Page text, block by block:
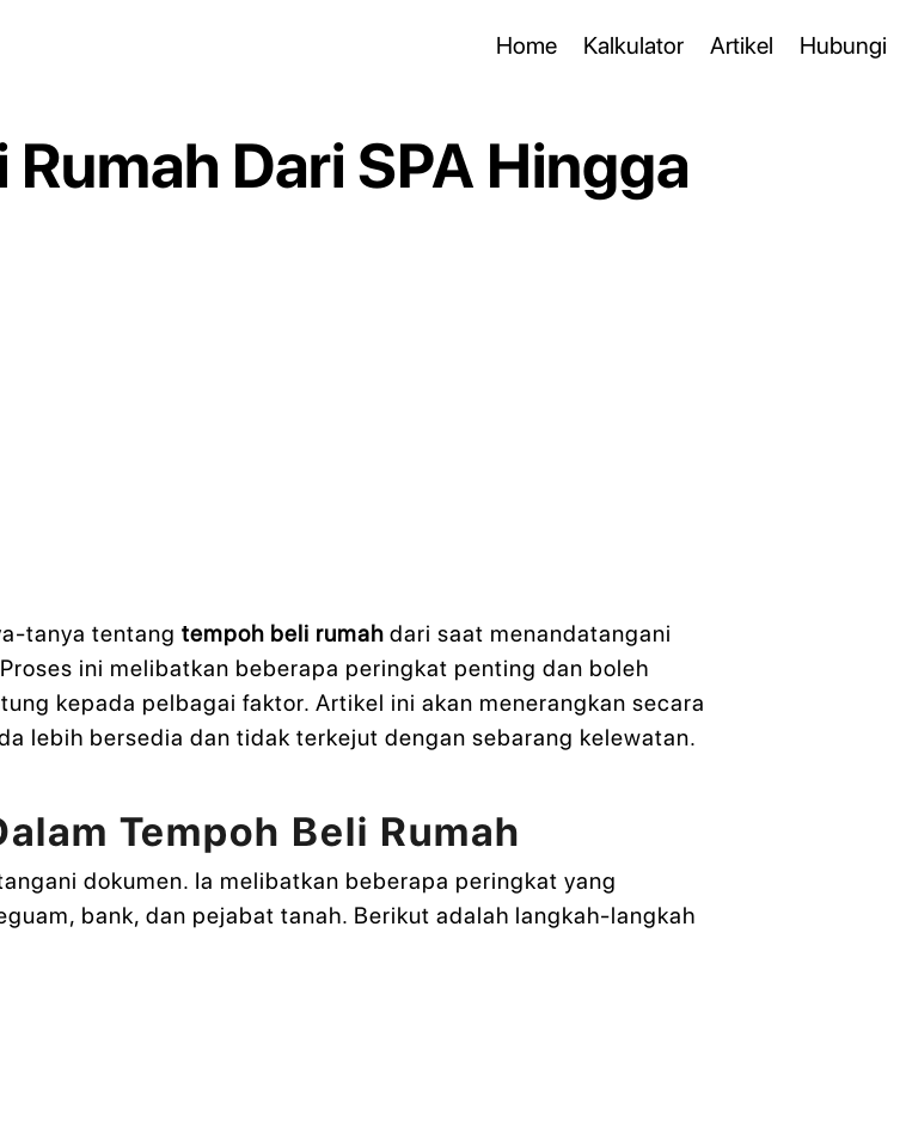
Home Kalkulator Artikel Hubungi
Dari SPA Hingga
tanya tentangtempoh beli rumah dari saat menandatangani
ini melibatkan beberapa peringkat penting dan boleh
kepada pelbagai faktor. Artikel ini akan menerangkan secara
lebih bersedia dan tidak terkejut dengan sebarang kelewatan.
Tempoh Beli Rumah
dokumen. Ia melibatkan beberapa peringkat yang
bank, dan pejabat tanah. Berikut adalah langkah-langkah